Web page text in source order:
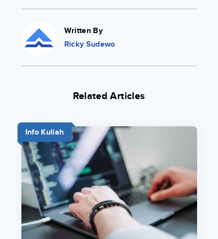
Written By
Ricky Sudewo
Related Articles
Info Kuliah